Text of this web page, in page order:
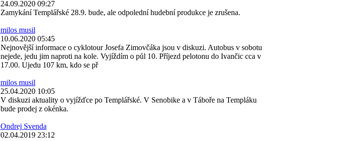
24.09.2020 09:27
Zamykání Templářské 28.9. bude, ale odpolední hudební produkce je zrušena.
milos musil
10.06.2020 05:45
Nejnovější informace o cyklotour Josefa Zimovčáka jsou v diskuzi. Autobus v sobotu
nejede, jedu jim naproti na kole. Vyjíždím o půl 10. Příjezd pelotonu do Ivančic cca v
17.00. Ujedu 107 km, kdo se př
milos musil
25.04.2020 10:05
V diskuzi aktuality o vyjížďce po Templářské. V Senobike a v Táboře na Templáku
bude prodej z okénka.
Ondrej Svenda
02.04.2019 23:12